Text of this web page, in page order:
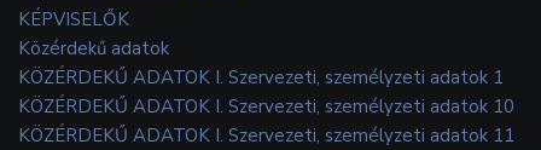
KÉPVISELŐK
Közérdekű adatok
KÖZÉRDEKŰ ADATOK I. Szervezeti, személyzeti adatok 1
KÖZÉRDEKŰ ADATOK I. Szervezeti, személyzeti adatok 10
KÖZÉRDEKŰ ADATOK I. Szervezeti, személyzeti adatok 11